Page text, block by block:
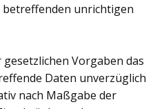
unrichtigen
Vorgaben das
Daten unverzüglich
nach Maßgabe der